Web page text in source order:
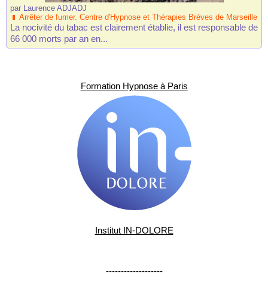
par Laurence ADJADJ
Arrêter de fumer. Centre d'Hypnose et Thérapies Brèves de Marseille
La nocivité du tabac est clairement établie, il est responsable de
66 000 morts par an en...
Formation Hypnose à Paris
Institut IN-DOLORE
-------------------